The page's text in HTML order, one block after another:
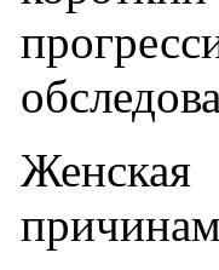
Женская